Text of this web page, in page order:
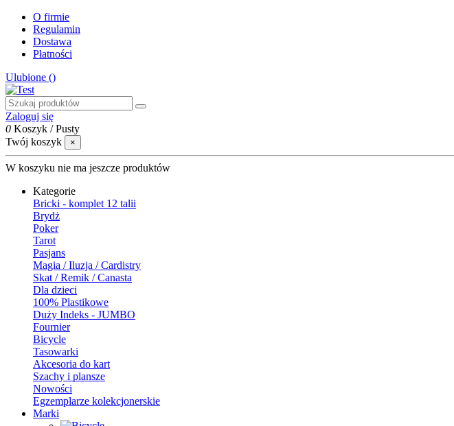
O firmie
Regulamin
Dostawa
Płatności
Ulubione ()
Zaloguj się
0 Koszyk /Pusty
Twój koszyk
×
W koszyku nie ma jeszcze produktów
Kategorie
Bricki - komplet 12 talii
Brydż
Poker
Tarot
Pasjans
Magia / Iluzja / Cardistry
Skat / Remik / Canasta
Dla dzieci
100% Plastikowe
Duży Indeks - JUMBO
Fournier
Bicycle
Tasowarki
Akcesoria do kart
Szachy i plansze
Nowości
Egzemplarze kolekcjonerskie
Marki